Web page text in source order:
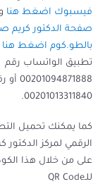
فيسبوك اضغط هنا
صفحة الدكتور كريم
بالطو.كوم اضغط هنا
تطبيق الواتساب رقم
00201013311840.
كما يمكنك تحميل
الرقمي لمركز الدكتور
للـQR Code